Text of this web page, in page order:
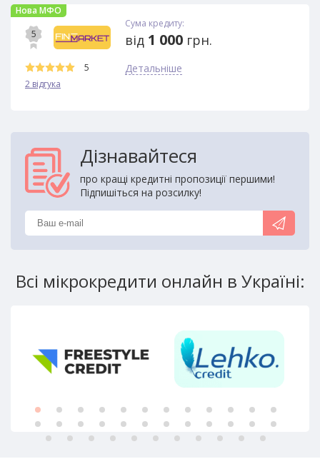
Нова МФО
5
5
2 відгука
Сума кредиту:
від 1 000 грн.
Детальніше
Дізнавайтеся
про кращі кредитні пропозиції першими!
Підпишіться на розсилку!
Всі мікрокредити онлайн в Україні: